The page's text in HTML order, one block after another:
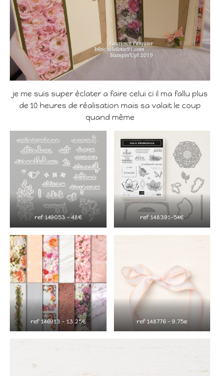
je me suis super éclater a faire celui ci il ma fallu plus
de 10 heures de réalisation mais sa valait le coup
quand même
ref 149053 – 48€ ref 148391-54€
ref 146913 – 13.25€ ref 148776 – 9.75e